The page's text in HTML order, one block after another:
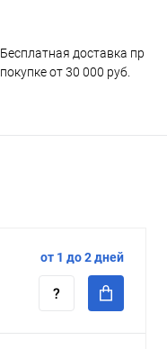
Бесплатная доставка при
покупке от 30 000 руб.
от 1 до 2 дней